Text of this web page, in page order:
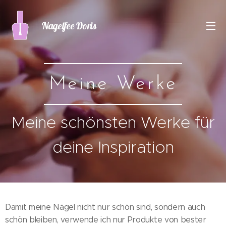
Nagelfee Doris
Meine Werke
Meine schönsten Werke für
deine Inspiration
Damit meine Nägel nicht nur schön sind, sondern auch
schön bleiben, verwende ich nur Produkte von bester